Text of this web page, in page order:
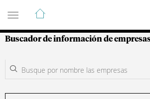
Guía de Empresas
Buscador de información de empresas